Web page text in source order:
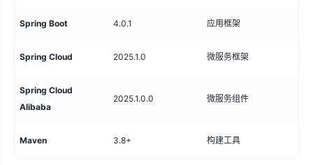
Spring Boot 4.0.1 应用框架
Spring Cloud 2025.1.0 微服务框架
Spring Cloud
Alibaba
2025.1.0.0 微服务组件
Maven 3.8+ 构建工具